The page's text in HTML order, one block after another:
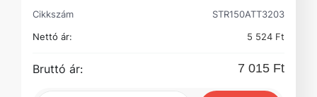
Cikkszám
STR150ATT3203
Nettó ár:
5 524 Ft
Bruttó ár: 7 015 Ft